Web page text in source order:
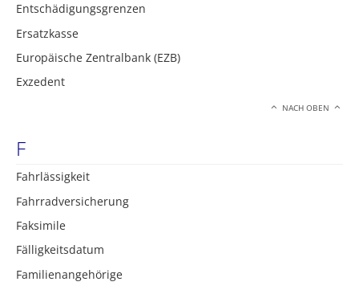
Entschädigungsgrenzen
Ersatzkasse
Europäische Zentralbank (EZB)
Exzedent
NACH OBEN
F
Fahrlässigkeit
Fahrradversicherung
Faksimile
Fälligkeitsdatum
Familienangehörige